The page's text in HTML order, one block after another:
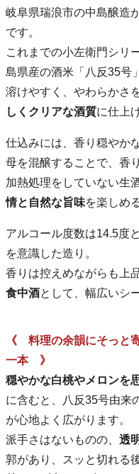
岐阜県瑞浪市の中島醸造
です。
これまでの小左衛門シリ
島県産の酒米「八反35号
溶けやすく、やわらかさ
しくクリアな酒質に仕上
仕込みには、香り穏やか
母を混醸することで、香
加熱処理をしていない生
情と自然な旨味を楽しめ
アルコール度数は14.5度
を意識した造り。
香りは控えめながらも上
食中酒として、幅広いシ
《 料理の余韻にそっと
一本 》
穏やかな白桃やメロンを
に含むと、八反35号由来
が心地よく広がります。
派手さはないものの、 透
郭があり、スッと切れる